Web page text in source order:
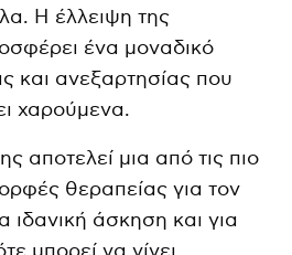
Η έλλειψη της
ένα μοναδικό
και ανεξαρτησίας που
χαρούμενα.
αποτελεί μια από τις πιο
θεραπείας για τον
ιδανική άσκηση και για